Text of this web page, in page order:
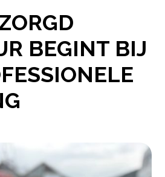
BEGINT BIJ